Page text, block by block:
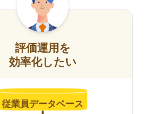
評価運用を
効率化したい
従業員データベース